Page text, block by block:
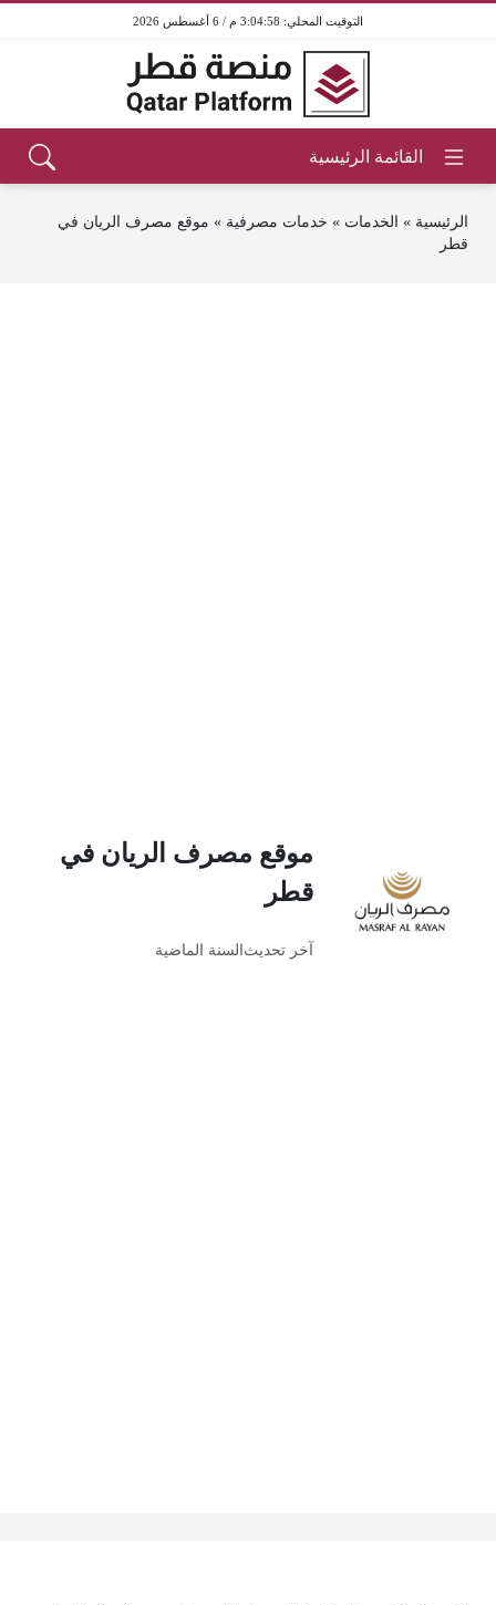
3:04:58 م / 6 أغسطس 2026
الرئيسية » الخدمات » خدمات مصرفية » موقع مصرف الريان في
قطر
موقع مصرف الريان في
قطر
آخر تحديث السنة الماضية